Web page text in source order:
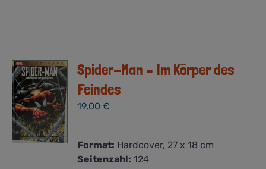
Spider-Man – Im Körper des
Feindes
19,00€
Format: Hardcover, 27 x 18 cm
Seitenzahl: 124